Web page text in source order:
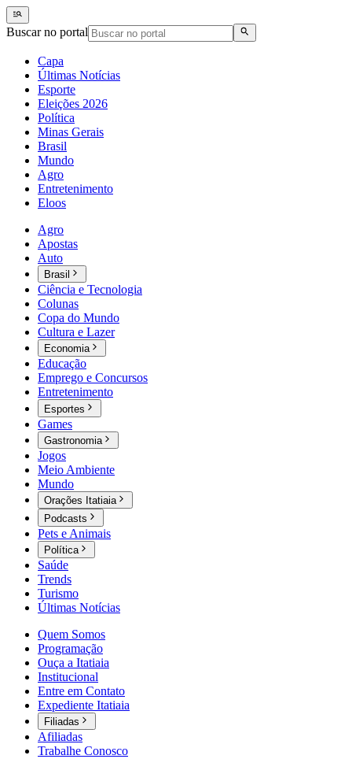
Buscar no portal
Capa
Últimas Notícias
Esporte
Eleições 2026
Política
Minas Gerais
Brasil
Mundo
Agro
Entretenimento
Eloos
Agro
Apostas
Auto
Brasil
Ciência e Tecnologia
Colunas
Copa do Mundo
Cultura e Lazer
Economia
Educação
Emprego e Concursos
Entretenimento
Esportes
Games
Gastronomia
Jogos
Meio Ambiente
Mundo
Orações Itatiaia
Podcasts
Pets e Animais
Política
Saúde
Trends
Turismo
Últimas Notícias
Quem Somos
Programação
Ouça a Itatiaia
Institucional
Entre em Contato
Expediente Itatiaia
Filiadas
Afiliadas
Trabalhe Conosco